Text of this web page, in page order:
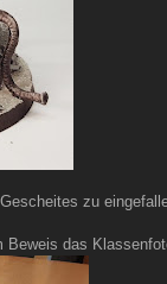
zu
Beweis das